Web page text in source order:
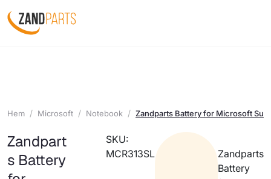
Hem Microsoft Notebook Zandparts Battery for Microsoft
Zandpart
s Battery
SKU:
MCR313SL
Zandparts
Battery